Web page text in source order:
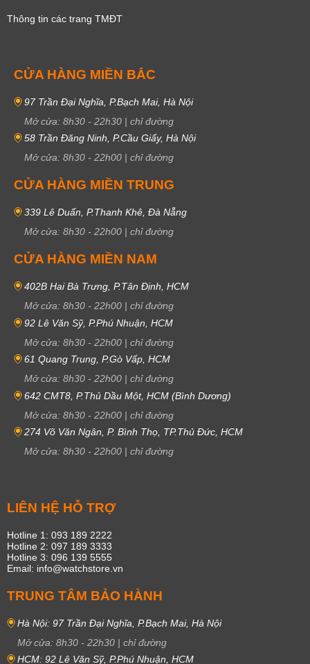
Thông tin các trang TMĐT
CỬA HÀNG MIỀN BẮC
97 Trần Đại Nghĩa, P.Bạch Mai, Hà Nội
Mở cửa: 8h30 - 22h30 | chỉ đường
58 Trần Đăng Ninh, P.Cầu Giấy, Hà Nội
Mở cửa: 8h30 - 22h00 | chỉ đường
CỬA HÀNG MIỀN TRUNG
339 Lê Duẩn, P.Thanh Khê, Đà Nẵng
Mở cửa: 8h30 - 22h00 | chỉ đường
CỬA HÀNG MIỀN NAM
402B Hai Bà Trưng, P.Tân Định, HCM
Mở cửa: 8h30 - 22h00 | chỉ đường
92 Lê Văn Sỹ, P.Phú Nhuận, HCM
Mở cửa: 8h30 - 22h00 | chỉ đường
61 Quang Trung, P.Gò Vấp, HCM
Mở cửa: 8h30 - 22h00 | chỉ đường
642 CMT8, P.Thủ Dầu Một, HCM (Bình Dương)
Mở cửa: 8h30 - 22h00 | chỉ đường
274 Võ Văn Ngân, P. Bình Thọ, TP.Thủ Đức, HCM
Mở cửa: 8h30 - 22h00 | chỉ đường
LIÊN HỆ HỖ TRỢ
Hotline 1: 093 189 2222
Hotline 2: 097 189 3333
Hotline 3: 096 139 5555
Email: info@watchstore.vn
TRUNG TÂM BẢO HÀNH
Hà Nội: 97 Trần Đại Nghĩa, P.Bạch Mai, Hà Nội
Mở cửa: 8h30 - 22h30 | chỉ đường
HCM: 92 Lê Văn Sỹ, P.Phú Nhuận, HCM